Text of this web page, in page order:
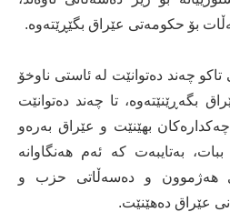
بۆ حکومەتی عێراق بگێڕێتەوە.
چەند دەتوانێت لە ئاستی ناوخۆ
بگەڕێنێتەوە، تا چەند دەتوانێت
بهێنێت و عێراق بەرەو
بەتایبەت کە ئەم هەنگاوانە
هەژموون و دەسەڵاتی حزب و
عێراق دەهێنێت.